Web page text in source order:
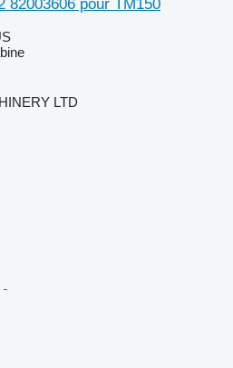
82003606 pour TM150
LTD